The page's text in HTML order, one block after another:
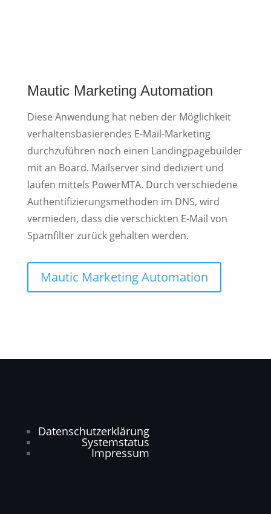
Mautic Marketing Automation
Diese Anwendung hat neben der Möglichkeit
verhaltensbasierendes E-Mail-Marketing
durchzuführen noch einen Landingpagebuilder
mit an Board. Mailserver sind dediziert und
laufen mittels PowerMTA. Durch verschiedene
Authentifizierungsmethoden im DNS, wird
vermieden, dass die verschickten E-Mail von
Spamfilter zurück gehalten werden.
Mautic Marketing Automation
Datenschutzerklärung
Systemstatus
Impressum